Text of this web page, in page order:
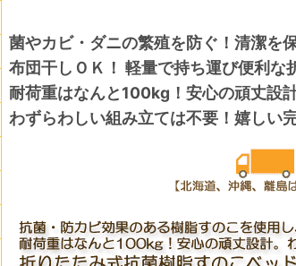
菌やカビ・ダニの繁殖を防ぐ！清潔を
布団干しＯＫ！ 軽量で持ち運び便利な
耐荷重はなんと100kg！安心の頑丈設計
わずらわしい組み立ては不要！嬉しい完